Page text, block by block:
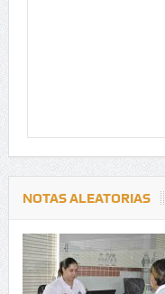
NOTAS ALEATORIAS